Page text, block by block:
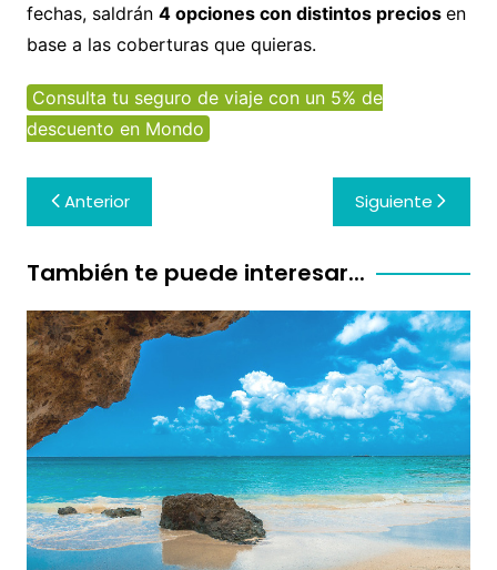
fechas, saldrán 4 opciones con distintos precios en
base a las coberturas que quieras.
Consulta tu seguro de viaje con un 5% de
descuento en Mondo
Navegación
de
entradas
Anterior Siguiente
También te puede interesar...